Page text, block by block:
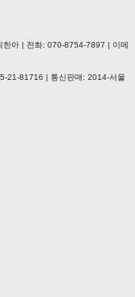
한아 | 전화: 070-8754-7897 | 이메
21-81716 | 통신판매: 2014-서울